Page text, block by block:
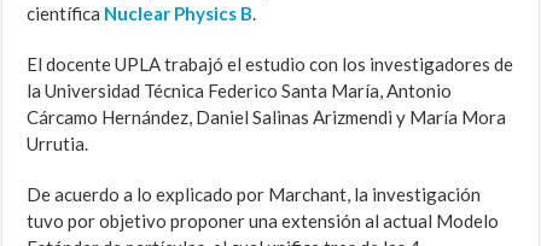
científica Nuclear Physics B.
El docente UPLA trabajó el estudio con los investigadores de
la Universidad Técnica Federico Santa María, Antonio
Cárcamo Hernández, Daniel Salinas Arizmendi y María Mora
Urrutia.
De acuerdo a lo explicado por Marchant, la investigación
tuvo por objetivo proponer una extensión al actual Modelo